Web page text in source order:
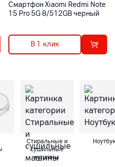
Смартфон Xiaomi Redmi Note
15 Pro 5G 8/512GB черный
В 1 клик
Cтиральные и
сушильные
машины